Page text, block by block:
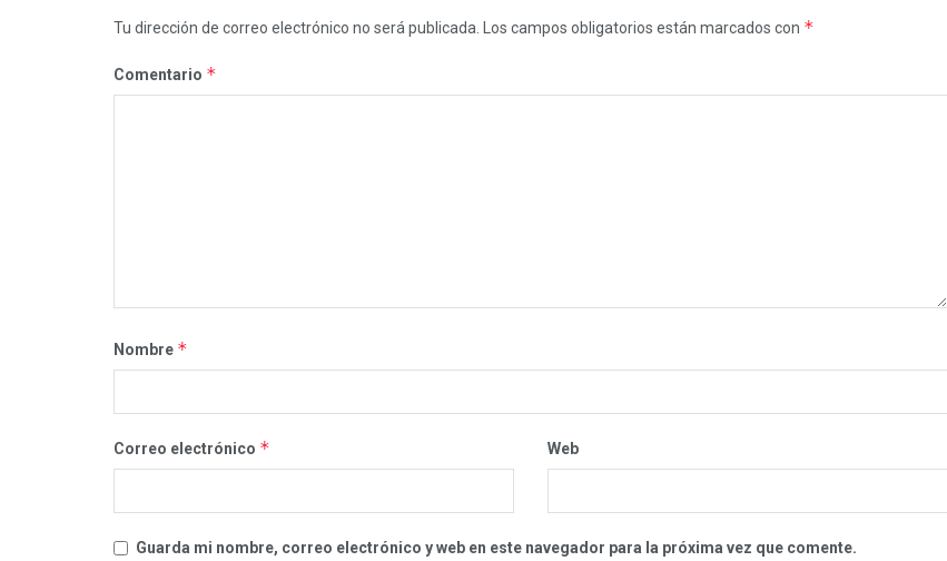
Tu dirección de correo electrónico no será publicada. Los campos obligatorios están marcados con *
Comentario *
Nombre *
Correo electrónico * Web
Guarda mi nombre, correo electrónico y web en este navegador para la próxima vez que comente.